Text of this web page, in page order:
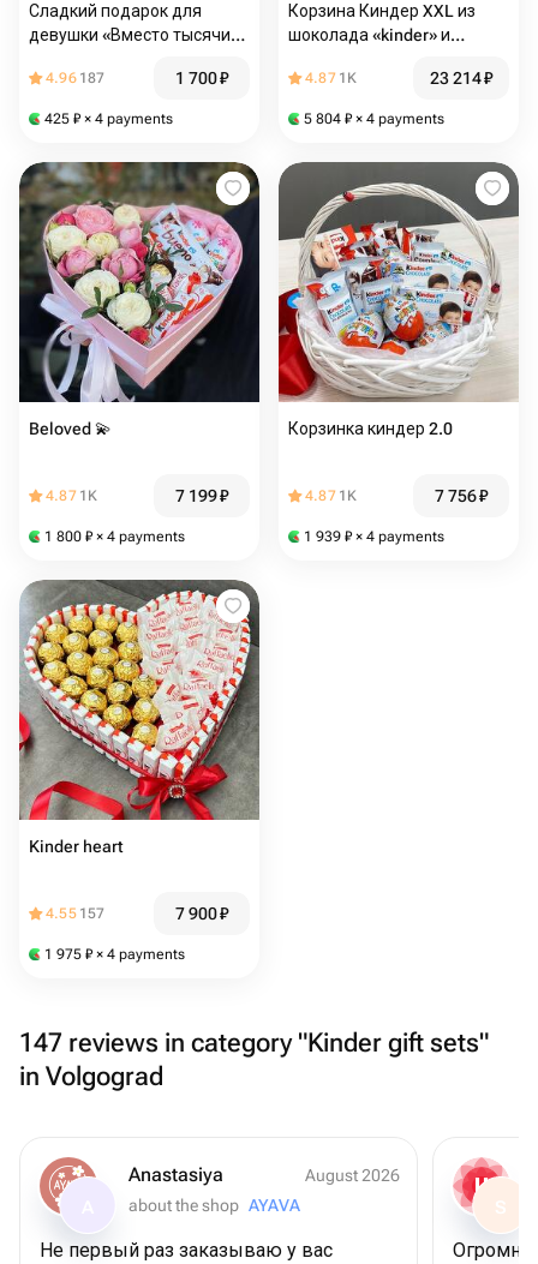
Сладкий подарок для
девушки «Вместо тысячи
4.96 187 1 700₽
425 ₽ × 4 payments
Корзина Киндер XXL из
шоколада «kinder» и
4.87 1K 23 214₽
5 804 ₽ × 4 payments
Beloved 💫
4.87 1K 7 199₽
1 800 ₽ × 4 payments
Корзинка киндер 2.0
4.87 1K 7 756₽
1 939 ₽ × 4 payments
Kinder heart
4.55 157 7 900₽
1 975 ₽ × 4 payments
147 reviews in category "Kinder gift sets"
in Volgograd
Anastasiya
August 2026
about the shop AYAVA
Не первый раз заказываю у вас
S